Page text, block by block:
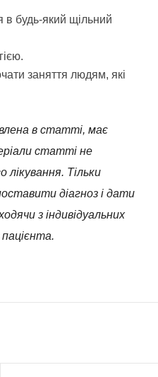
в будь-який щільний
заняття людям, які
в статті, має
статті не
Тільки
діагноз і дати
з індивідуальних